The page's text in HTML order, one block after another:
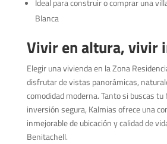
Ideal para construir o comprar una
Blanca
Vivir en altura, vivir
Elegir una vivienda en la Zona
disfrutar de vistas panorámicas,
comodidad moderna. Tanto si buscas tu
inversión segura, Kalmias ofrece una
inmejorable de ubicación y calidad de
Benitachell.